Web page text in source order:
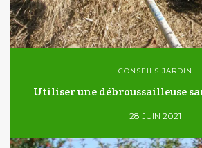
CONSEILS JARDIN
Utiliser une débroussailleuse
28 JUIN 2021